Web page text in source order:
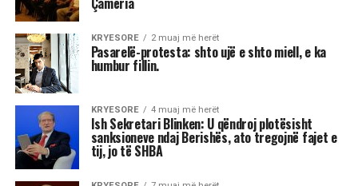
për çdo shenjë
Stina e vjeshtës ka nisur me një energji kozmike